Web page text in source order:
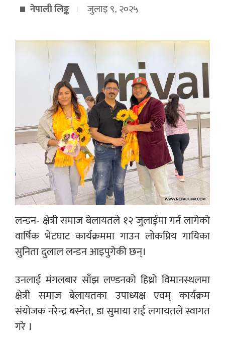
नेपाली लिङ्क जुलाइ ९, २०२५
लन्डन- क्षेत्री समाज बेलायतले १२ जुलाईमा गर्न लागेको
वार्षिक भेटघाट कार्यक्रममा गाउन लोकप्रिय गायिका
सुनिता दुलाल लन्डन आइपुगेकी छन्।
उनलाई मंगलबार साँझ लण्डनको हिथ्रो विमानस्थलमा
क्षेत्री समाज बेलायतका उपाध्यक्ष एवम् कार्यक्रम
संयोजक नरेन्द्र बस्नेत, डा सुमाया राई लगायतले स्वागत
गरे ।